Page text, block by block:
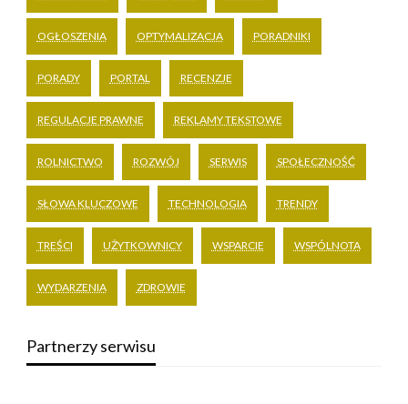
OGŁOSZENIA OPTYMALIZACJA PORADNIKI
PORADY PORTAL RECENZJE
REGULACJE PRAWNE REKLAMY TEKSTOWE
ROLNICTWO ROZWÓJ SERWIS SPOŁECZNOŚĆ
SŁOWA KLUCZOWE TECHNOLOGIA TRENDY
TREŚCI UŻYTKOWNICY WSPARCIE WSPÓLNOTA
WYDARZENIA ZDROWIE
Partnerzy serwisu